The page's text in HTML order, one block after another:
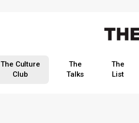
The Culture
Club
The
Talks
The
List